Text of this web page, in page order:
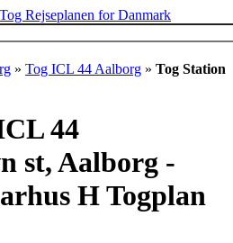
Rejseplanen for Danmark
» Tog ICL 44 Aalborg » Tog Station
44
st, Aalborg -
HTogplan